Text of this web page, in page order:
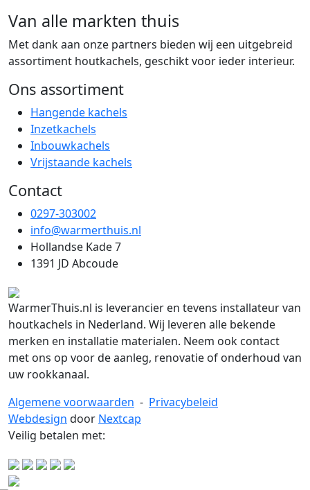
Van alle markten thuis
Met dank aan onze partners bieden wij een uitgebreid
assortiment houtkachels, geschikt voor ieder interieur.
Ons assortiment
Hangende kachels
Inzetkachels
Inbouwkachels
Vrijstaande kachels
Contact
0297-303002
info@warmerthuis.nl
Hollandse Kade 7
1391 JD Abcoude
WarmerThuis.nl is leverancier en tevens installateur van
houtkachels in Nederland. Wij leveren alle bekende
merken en installatie materialen. Neem ook contact
met ons op voor de aanleg, renovatie of onderhoud van
uw rookkanaal.
Algemene voorwaarden - Privacybeleid
Webdesign door Nextcap
Veilig betalen met: